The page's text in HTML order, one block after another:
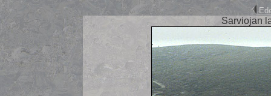
Sarviojan